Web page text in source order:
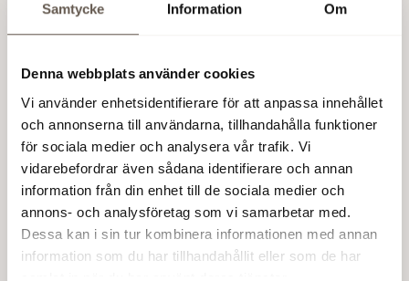
Samtycke Information Om
Denna webbplats använder cookies
Vi använder enhetsidentifierare för att anpassa innehållet
och annonserna till användarna, tillhandahålla funktioner
för sociala medier och analysera vår trafik. Vi
vidarebefordrar även sådana identifierare och annan
information från din enhet till de sociala medier och
annons- och analysföretag som vi samarbetar med.
Dessa kan i sin tur kombinera informationen med annan
information som du har tillhandahållit eller som de har